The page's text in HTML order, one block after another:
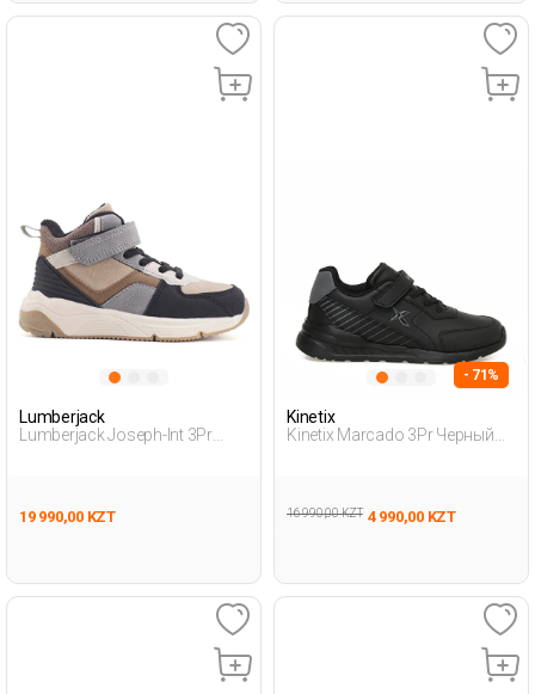
Lumberjack
Lumberjack Joseph-Int 3Pr
19 990,00 KZT
- 71%
Kinetix
Kinetix Marcado 3Pr Черный
16 990,00 KZT 4 990,00 KZT